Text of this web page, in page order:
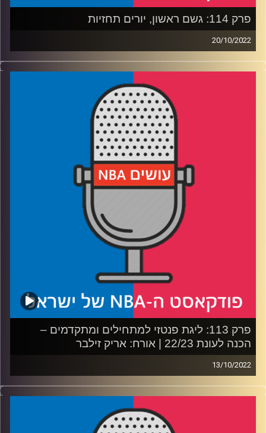
פרק 114: גשם ראשון, יורים תחזיות
20/10/2022
פודקאסט האן.בי.איי עם ערן סורוקה, שרון דוידוביץ', משה
דוידוביץ' ועידן לוצקי.
רבע 1: לברון מנהיג חלש, תאומי הבשר נותנים עבודה ובן
סימונס ממשיך מאיפה שעצר
רבע 2: מה לוקה צריך בשביל MVP, ומה הסיכוי לפעם שלישית
רבע 4: מנחשים אלופות, אולסטארים לא קשורים, ולא מהמרים
פרק 113: ליגת פנטזי למתחילים ומתקדמים –
הכנה לעונת 22/23 | אורח: אריק זילבר
13/10/2022
פודקאסט האן.בי.איי עם ערן סורוקה, שרון דוידוביץ', משה
דוידוביץ' ועידן לוצקי.